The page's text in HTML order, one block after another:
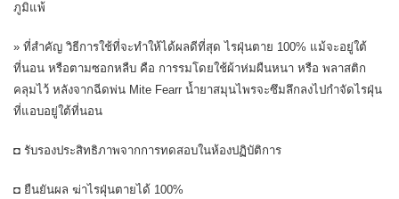
ภูมิแพ้
» ที่สำคัญ วิธีการใช้ที่จะทำให้ได้ผลดีที่สุด ไรฝุ่นตาย 100% แม้จะอยู่ใต้
ที่นอน หรือตามซอกหลืบ คือ การรมโดยใช้ผ้าห่มผืนหนา หรือ พลาสติก
คลุมไว้ หลังจากฉีดพ่น Mite Fearr น้ำยาสมุนไพรจะซึมลึกลงไปกำจัดไรฝุ่น
ที่แอบอยู่ใต้ที่นอน
◘ รับรองประสิทธิภาพจากการทดสอบในห้องปฏิบัติการ
◘ ยืนยันผล ฆ่าไรฝุ่นตายได้ 100%